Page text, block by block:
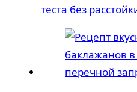
теста без